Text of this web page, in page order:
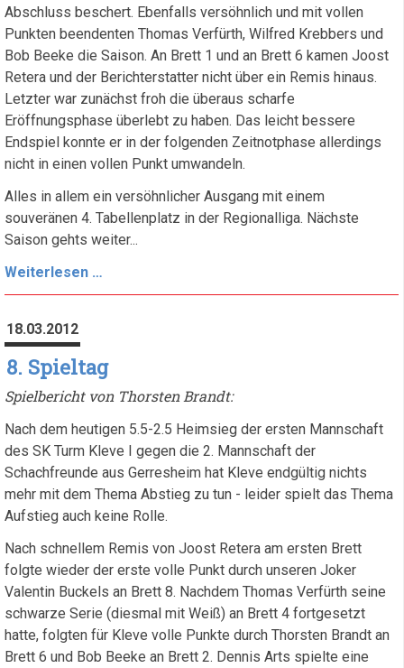
Abschluss beschert. Ebenfalls versöhnlich und mit vollen
Punkten beendenten Thomas Verfürth, Wilfred Krebbers und
Bob Beeke die Saison. An Brett 1 und an Brett 6 kamen Joost
Retera und der Berichterstatter nicht über ein Remis hinaus.
Letzter war zunächst froh die überaus scharfe
Eröffnungsphase überlebt zu haben. Das leicht bessere
Endspiel konnte er in der folgenden Zeitnotphase allerdings
nicht in einen vollen Punkt umwandeln.
Alles in allem ein versöhnlicher Ausgang mit einem
souveränen 4. Tabellenplatz in der Regionalliga. Nächste
Saison gehts weiter...
Weiterlesen …
Spieltag
18.03.2012
8. Spieltag
Spielbericht von Thorsten Brandt:
Nach dem heutigen 5.5-2.5 Heimsieg der ersten Mannschaft
des SK Turm Kleve I gegen die 2. Mannschaft der
Schachfreunde aus Gerresheim hat Kleve endgültig nichts
mehr mit dem Thema Abstieg zu tun - leider spielt das Thema
Aufstieg auch keine Rolle.
Nach schnellem Remis von Joost Retera am ersten Brett
folgte wieder der erste volle Punkt durch unseren Joker
Valentin Buckels an Brett 8. Nachdem Thomas Verfürth seine
schwarze Serie (diesmal mit Weiß) an Brett 4 fortgesetzt
hatte, folgten für Kleve volle Punkte durch Thorsten Brandt an
Brett 6 und Bob Beeke an Brett 2. Dennis Arts spielte eine